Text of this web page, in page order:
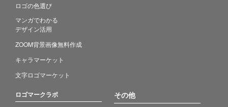
ロゴの色選び
マンガでわかる
デザイン活用
ZOOM背景画像無料作成
キャラマーケット
文字ロゴマーケット
ロゴマークラボ その他